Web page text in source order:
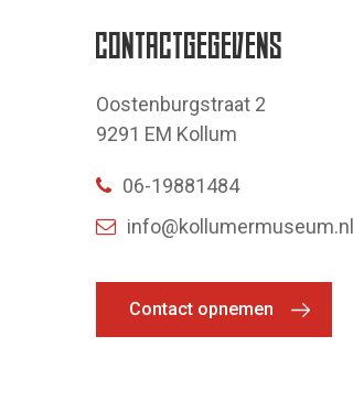
CONTACTGEGEVENS
Oostenburgstraat 2
9291 EM Kollum
06-19881484
info@kollumermuseum.nl
Contact opnemen